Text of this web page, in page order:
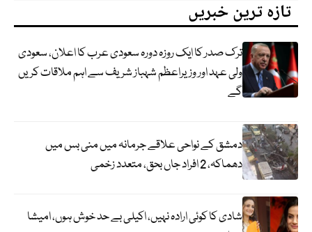
تازہ ترین خبریں
ترک صدر کا ایک روزہ دورہ سعودی عرب کا اعلان، سعودی
ولی عہد اور وزیراعظم شہباز شریف سے اہم ملاقات کریں
گے
دمشق کے نواحی علاقے جرمانہ میں منی بس میں
دھماکہ، 2 افراد جاں بحق، متعدد زخمی
شادی کا کوئی ارادہ نہیں، اکیلی بے حد خوش ہوں، امیشا